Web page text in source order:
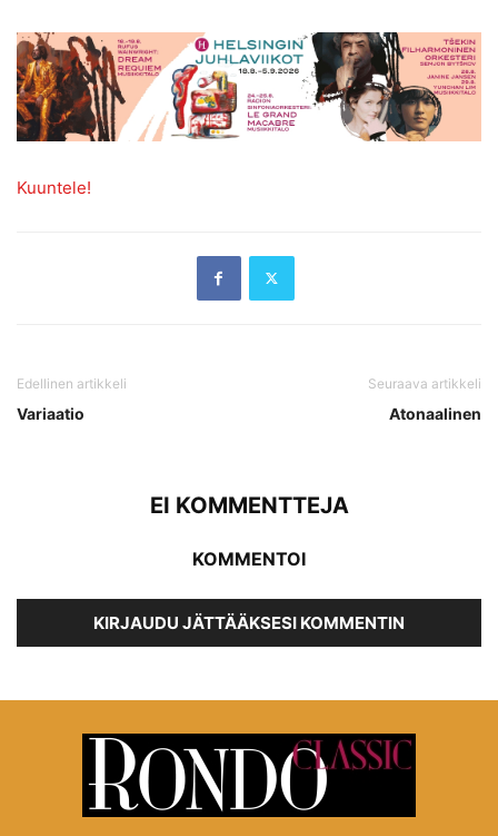
Kuuntele!
Edellinen artikkeli
Variaatio
Seuraava artikkeli
Atonaalinen
EI KOMMENTTEJA
KOMMENTOI
KIRJAUDU JÄTTÄÄKSESI KOMMENTIN